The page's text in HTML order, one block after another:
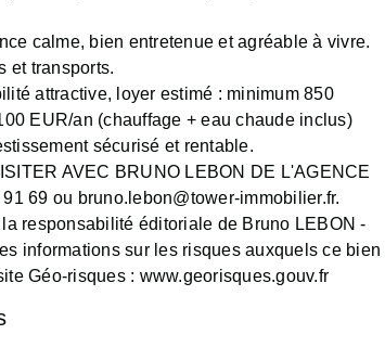
calme, bien entretenue et agréable à vivre.
et transports.
attractive, loyer estimé : minimum 850
EUR/an (chauffage + eau chaude inclus)
sécurisé et rentable.
AVEC BRUNO LEBON DE L'AGENCE
69 ou bruno.lebon@tower-immobilier.fr.
responsabilité éditoriale de Bruno LEBON -
informations sur les risques auxquels ce bien
Géo-risques : www.georisques.gouv.fr